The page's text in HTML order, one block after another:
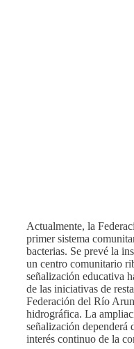
Actualmente, la
primer sistema
bacterias. Se prevé la
un centro comunitario
señalización educativa
de las iniciativas de
Federación del Río
hidrográfica. La
señalización
interés continuo de la